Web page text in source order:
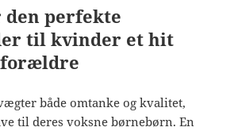
perfekte
til kvinder et hit
både omtanke og kvalitet,
til deres voksne børnebørn. En